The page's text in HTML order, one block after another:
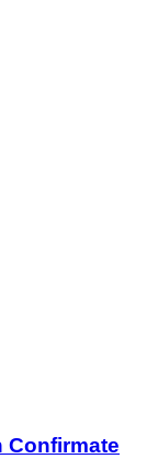
Confirmate